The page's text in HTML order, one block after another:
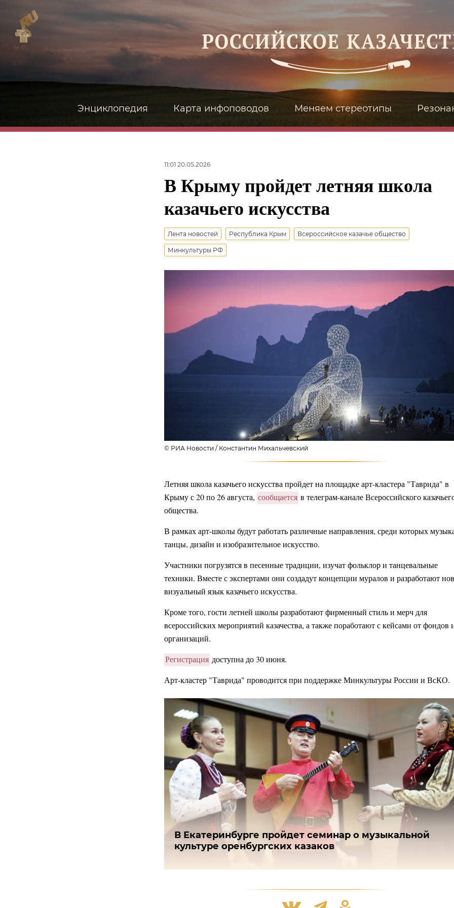
Энциклопедия Карта инфоповодов Меняем стереотипы
11:01 20.05.2026
В Крыму пройдет летняя школа
казачьего искусства
Лента новостей Республика Крым Всероссийское казачье общество
Минкультуры РФ
© РИА Новости / Константин Михальчевский
Летняя школа казачьего искусства пройдет на площадке арт-кластера "Таврида" в
Крыму с 20 по 26 августа, сообщается в телеграм-канале Всероссийского
общества.
В рамках арт-школы будут работать различные направления, среди которых
танцы, дизайн и изобразительное искусство.
Участники погрузятся в песенные традиции, изучат фольклор и танцевальные
техники. Вместе с экспертами они создадут концепции муралов и разработают
визуальный язык казачьего искусства.
Кроме того, гости летней школы разработают фирменный стиль и мерч для
всероссийских мероприятий казачества, а также поработают с кейсами от фондов
организаций.
Регистрация доступна до 30 июня.
Арт-кластер "Таврида" проводится при поддержке Минкультуры России и ВсКО.
В Екатеринбурге пройдет семинар о музыкальной
культуре оренбургских казаков